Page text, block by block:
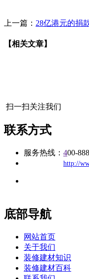
上一篇： 28亿港元的捐
【相关文章】
扫一扫关注我们
联系方式
服务热线： 400-
http://
底部导航
网站首页
关于我们
装修建材知识
装修建材百科